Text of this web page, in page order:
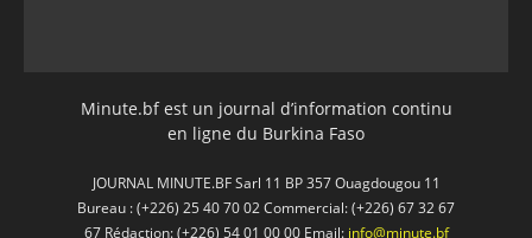
Minute.bf est un journal d’information continu
en ligne du Burkina Faso
JOURNAL MINUTE.BF Sarl 11 BP 357 Ouagdougou 11
Bureau : (+226) 25 40 70 02 Commercial: (+226) 67 32 67
67 Rédaction: (+226) 54 01 00 00 Email: info@minute.bf